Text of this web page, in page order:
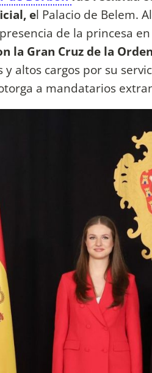
el Palacio de Belem.
de la princesa
la Gran Cruz de la
y altos cargos por su
a mandatarios